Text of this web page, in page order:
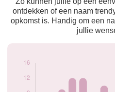
ontdekken of een naam
opkomst is. Handig om een
jullie
2015
7
2016
10
2017
7
2022